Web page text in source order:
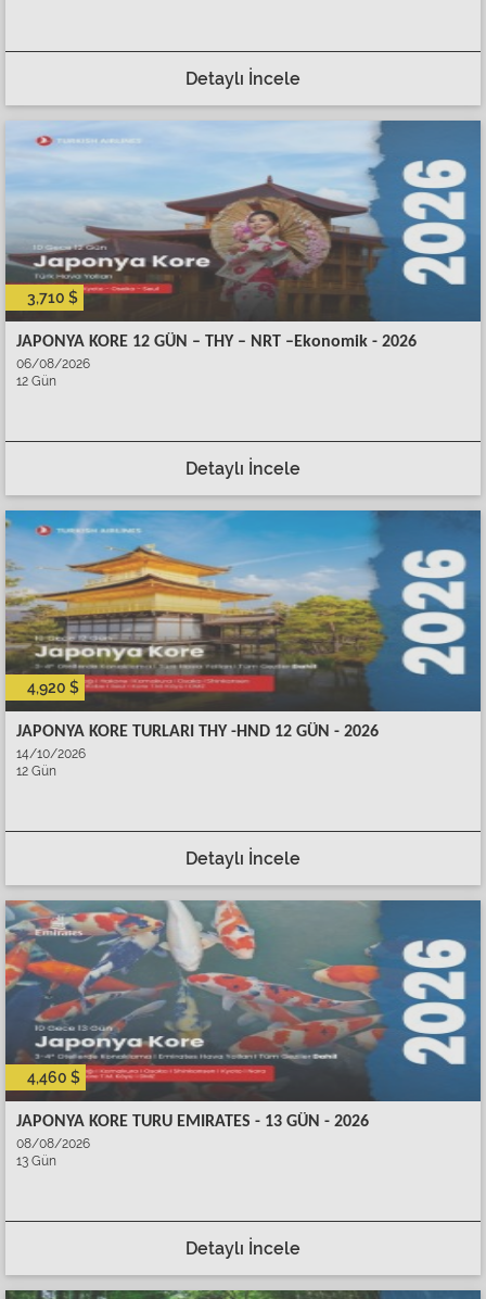
Detaylı İncele
3,710 $
JAPONYA KORE 12 GÜN – THY – NRT –Ekonomik - 2026
06/08/2026
12 Gün
Detaylı İncele
4,920 $
JAPONYA KORE TURLARI THY -HND 12 GÜN - 2026
14/10/2026
12 Gün
Detaylı İncele
4,460 $
JAPONYA KORE TURU EMIRATES - 13 GÜN - 2026
08/08/2026
13 Gün
Detaylı İncele